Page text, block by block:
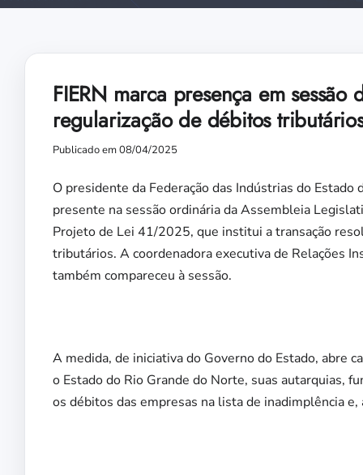
FIERN marca presença em
regularização de débitos
Publicado em 08/04/2025
O presidente da Federação das Indústrias do
presente na sessão ordinária da Assembleia
Projeto de Lei 41/2025, que institui a transação
tributários. A coordenadora executiva de Relações
também compareceu à sessão.
A medida, de iniciativa do Governo do Estado, abre
o Estado do Rio Grande do Norte, suas autarquias,
os débitos das empresas na lista de inadimplência